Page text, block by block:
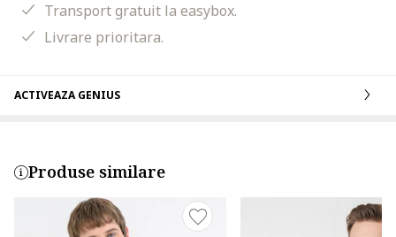
Transport gratuit la easybox.
Livrare prioritara.
ACTIVEAZA GENIUS
Produse similare